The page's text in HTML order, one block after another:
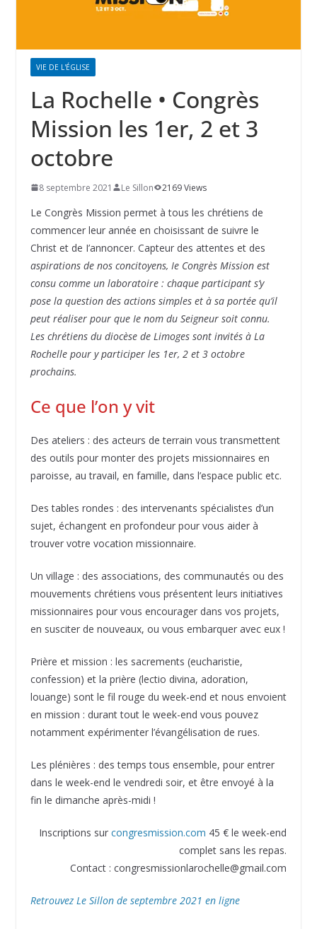
VIE DE L'ÉGLISE
La Rochelle • Congrès
Mission les 1er, 2 et 3
octobre
8 septembre 2021 Le Sillon 2169 Views
Le Congrès Mission permet à tous les chrétiens de
commencer leur année en choisissant de suivre le
Christ et de I’annoncer. Capteur des attentes et des
aspirations de nos concitoyens, Ie Congrès Mission est
consu comme un laboratoire : chaque participant s’y
pose la question des actions simples et à sa portée qu’il
peut réaliser pour que Ie nom du Seigneur soit connu.
Les chrétiens du diocèse de Limoges sont invités à La
Rochelle pour y participer les 1er, 2 et 3 octobre
prochains.
Ce que l’on y vit
Des ateliers : des acteurs de terrain vous transmettent
des outils pour monter des projets missionnaires en
paroisse, au travail, en famille, dans l’espace public etc.
Des tables rondes : des intervenants spécialistes d’un
sujet, échangent en profondeur pour vous aider à
trouver votre vocation missionnaire.
Un village : des associations, des communautés ou des
mouvements chrétiens vous présentent leurs initiatives
missionnaires pour vous encourager dans vos projets,
en susciter de nouveaux, ou vous embarquer avec eux !
Prière et mission : les sacrements (eucharistie,
confession) et la prière (lectio divina, adoration,
louange) sont le fil rouge du week-end et nous envoient
en mission : durant tout le week-end vous pouvez
notamment expérimenter l’évangélisation de rues.
Les plénières : des temps tous ensemble, pour entrer
dans le week-end le vendredi soir, et être envoyé à la
fin le dimanche après-midi !
Inscriptions sur congresmission.com 45 € le week-end
complet sans les repas.
Contact : congresmissionlarochelle@gmail.com
Retrouvez Le Sillon de septembre 2021 en ligne